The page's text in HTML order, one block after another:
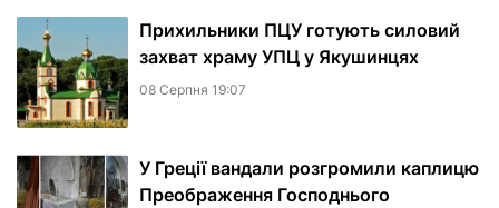
Прихильники ПЦУ готують силовий
захват храму УПЦ у Якушинцях
08 Серпня 19:07
У Греції вандали розгромили каплицю
Преображення Господнього